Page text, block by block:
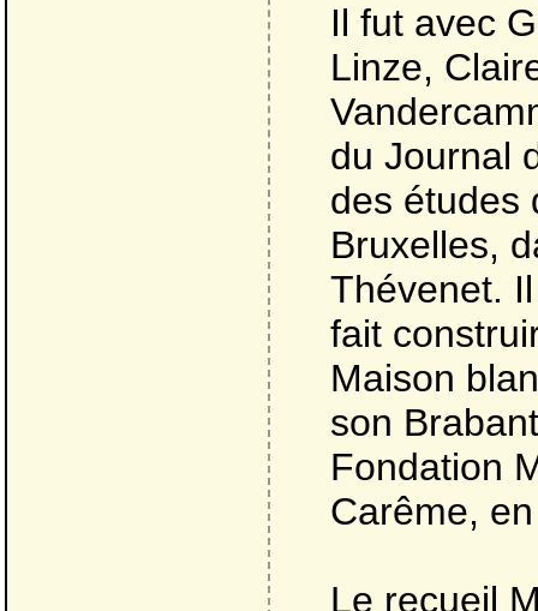
Il fut avec
Linze,
du Journal
des études
Bruxelles,
Thévenet.
fait
Maison
son
Fondation
Carême,
Le recueil